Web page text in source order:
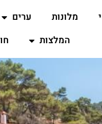
מלונות ערים
המלצות